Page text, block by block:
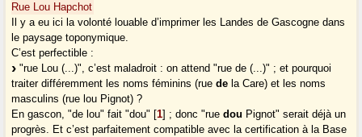
Rue Lou Hapchot
Il y a eu ici la volonté louable d’imprimer les Landes de Gascogne dans
le paysage toponymique.
C’est perfectible :
"rue Lou (...)", c’est maladroit : on attend "rue de (...)" ; et pourquoi
traiter différemment les noms féminins (ruede la Care) et les noms
masculins (rue lou Pignot) ?
En gascon, "de lou" fait "dou" [1] ; donc "ruedou Pignot" serait déjà un
progrès. Et c’est parfaitement compatible avec la certification à la Base